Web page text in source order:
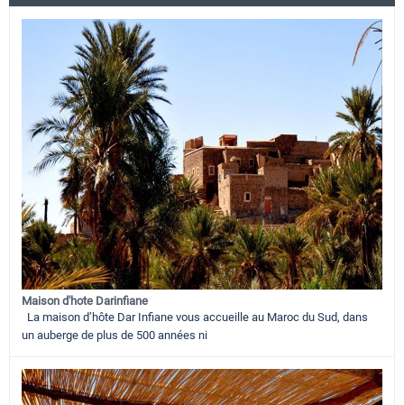
Maison d'hote Darinfiane
La maison d’hôte Dar Infiane vous accueille au Maroc du Sud, dans
un auberge de plus de 500 années ni